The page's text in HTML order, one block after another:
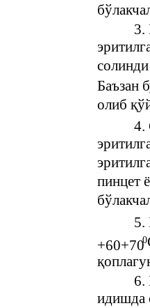
3.
Баъзан
олиб
4.
пинцет
5.
+60+700
6.
идишда